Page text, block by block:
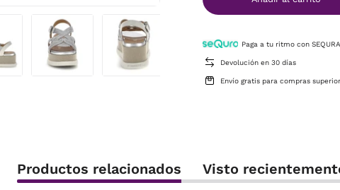
Paga a tu ritmo con SEQURA
Devolución en 30 días
Envío gratis para compras
Productos relacionados Visto